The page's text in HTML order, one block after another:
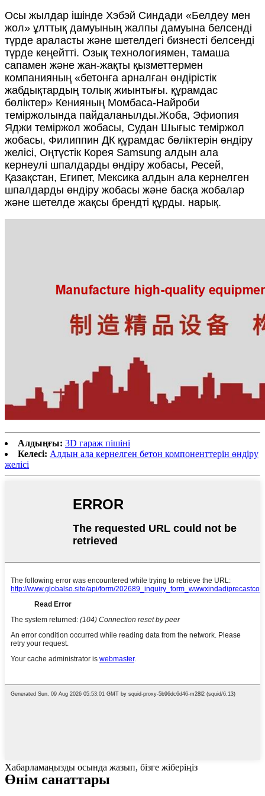
Осы жылдар ішінде Хэбэй Синдади «Белдеу мен
жол» ұлттық дамуының жалпы дамуына белсенді
түрде араласты және шетелдегі бизнесті белсенді
түрде кеңейтті. Озық технологиямен, тамаша
сапамен және жан-жақты қызметтермен
компанияның «бетонға арналған өндірістік
жабдықтардың толық жиынтығы. құрамдас
бөліктер» Кенияның Момбаса-Найроби
теміржолында пайдаланылды.Жоба, Эфиопия
Яджи теміржол жобасы, Судан Шығыс теміржол
жобасы, Филиппин ДК құрамдас бөліктерін өндіру
желісі, Оңтүстік Корея Samsung алдын ала
кернеулі шпалдарды өндіру жобасы, Ресей,
Қазақстан, Египет, Мексика алдын ала кернелген
шпалдарды өндіру жобасы және басқа жобалар
және шетелде жақсы брендті құрды. нарық.
Алдыңғы: 3D гараж пішіні
Келесі: Алдын ала кернелген бетон компоненттерін өндіру
желісі
Хабарламаңызды осында жазып, бізге жіберіңіз
Өнім санаттары